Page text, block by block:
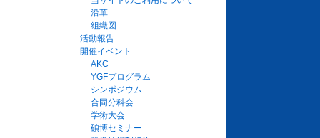
沿革
組織図
活動報告
開催イベント
AKC
YGFプログラム
シンポジウム
合同分科会
学術大会
碩博セミナー